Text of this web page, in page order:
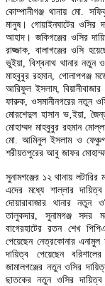
কোম্পানীগঞ্জ থানায় মো.
মানুষ। গোয়াইনঘাটের ওসির
আহাদ। জকিগঞ্জের ওসির
রাজ্জাক, বালাগঞ্জের ওসি
ভুইয়া, বিশ্বনাথ থানার নতুন
মাহবুবুর রহমান, গোলাপগঞ্জ
আরিফুল ইসলাম,
ফারুক, ওসমানীনগরের নতুন
মোরশেদুল হাসান ভ‚ইয়া,
মোহাম্মদ মাহবুবুর রহমান
মো. আমিনুল ইসলাম ও
শরীয়তপুরের আবু জাফর
সুনামগঞ্জের ১২ থানায়
এদের মধ্যে শাল্লার দায়িত্ব
দোয়ারাবাজার থানার নতুন
তালুকদার, সুনামগঞ্জ সদর
বাগেরহাটের রতন শেখ
পেয়েছেন নেত্রকোনার
দায়িত্ব পেয়েছেন
জামালগঞ্জের নতুন ওসির
ছাতকের নতুন ওসির দায়িত্ব